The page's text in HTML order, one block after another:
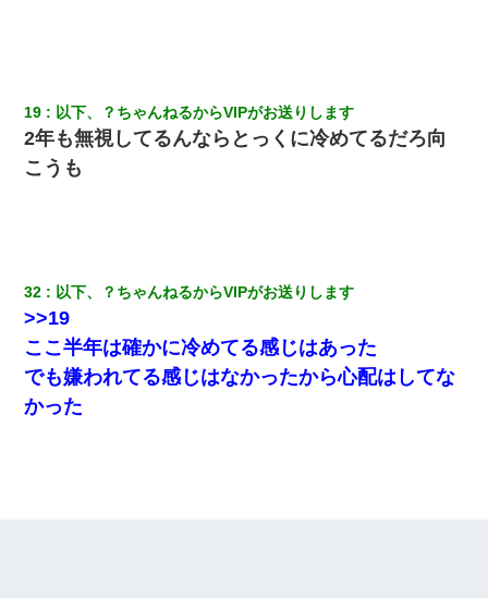
19 以下、？ちゃんねるからVIPがお送りします
2年も無視してるんならとっくに冷めてるだろ向
こうも
32 以下、？ちゃんねるからVIPがお送りします
>>19
ここ半年は確かに冷めてる感じはあった
でも嫌われてる感じはなかったから心配はしてな
かった